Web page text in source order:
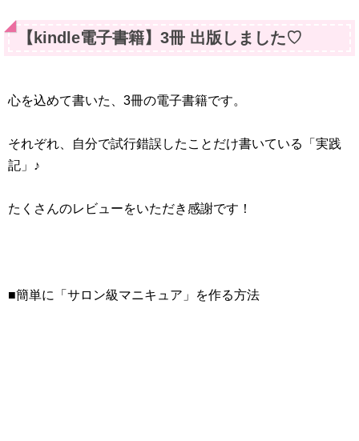
【kindle電子書籍】3冊 出版しました♡
心を込めて書いた、3冊の電子書籍です。
それぞれ、自分で試行錯誤したことだけ書いている「実践
記」♪
たくさんのレビューをいただき感謝です！
■簡単に「サロン級マニキュア」を作る方法